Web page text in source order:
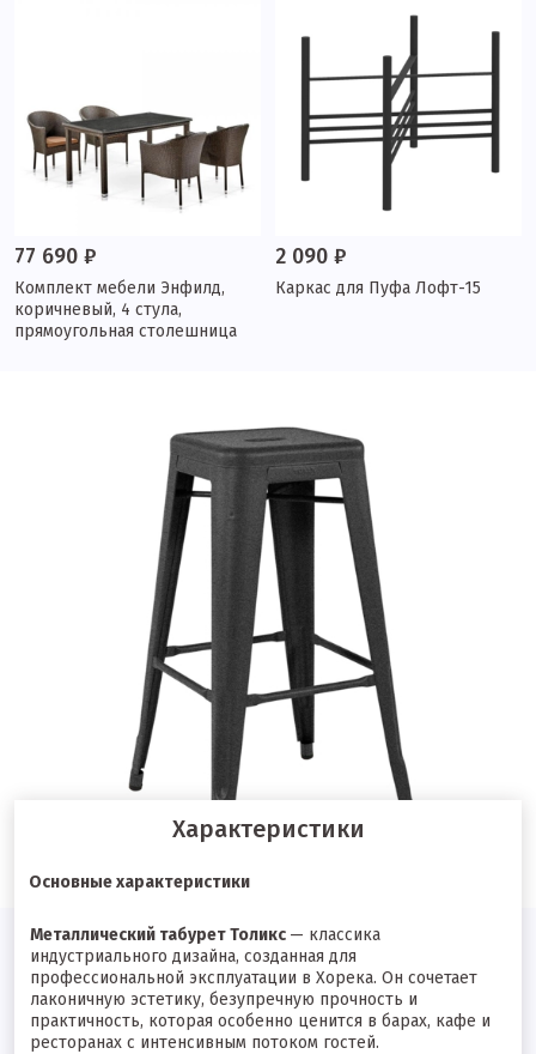
77 690 ₽
Комплект мебели Энфилд,
коричневый, 4 стула,
прямоугольная столешница
2 090 ₽
Каркас для Пуфа Лофт-15
Характеристики
Основные характеристики
Металлический табурет Толикс — классика
индустриального дизайна, созданная для
профессиональной эксплуатации в Хорека. Он сочетает
лаконичную эстетику, безупречную прочность и
практичность, которая особенно ценится в барах, кафе и
ресторанах с интенсивным потоком гостей.